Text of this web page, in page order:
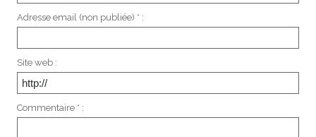
Adresse email (non publiée) * :
Site web :
Commentaire * :